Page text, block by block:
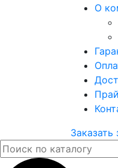
О
Заказать